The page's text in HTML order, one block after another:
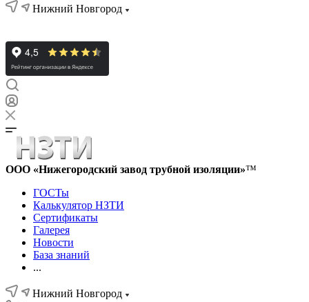
Нижний Новгород
ООО «Нижегородский завод трубной изоляции»™
ГОСТы
Калькулятор НЗТИ
Сертификаты
Галерея
Новости
База знаний
...
Нижний Новгород